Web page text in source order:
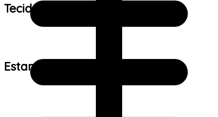
Tecido:
Estampa: